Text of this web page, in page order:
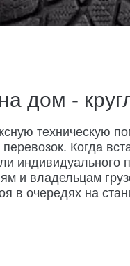
дом -
техническую
Когда
и владельцам
в очередях на